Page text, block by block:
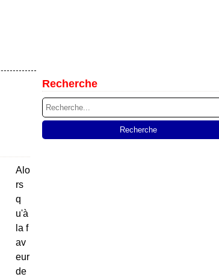
Alo
rs
q
u'à
la f
av
eur
de
Recherche